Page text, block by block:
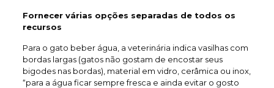
Fornecer várias opções separadas de todos os
recursos
Para o gato beber água, a veterinária indica vasilhas com
bordas largas (gatos não gostam de encostar seus
bigodes nas bordas), material em vidro, cerâmica ou inox,
“para a água ficar sempre fresca e ainda evitar o gosto